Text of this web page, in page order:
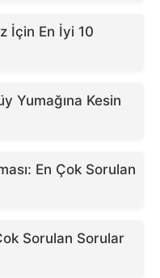
İçin En İyi 10
Yumağına Kesin
En Çok Sorulan
Sorulan Sorular